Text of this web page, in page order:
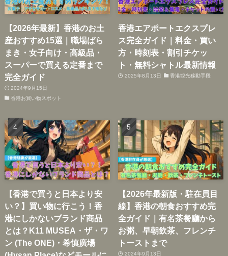
【2026年最新】香港のお土
産おすすめ15選｜職場ばら
まき・女子向け・高級品・
スーパーで買える定番まで
完全ガイド
2024年9月15日
香港お買い物スポット
香港エアポートエクスプレ
ス完全ガイド｜料金・買い
方・時刻表・割引チケッ
ト・無料シャトル最新情報
2025年8月13日 香港観光移動手段
【香港で買うと日本より安
い？】買い物に行こう！香
港にしかないブランド商品
とは？K11 MUSEA・ザ・ワ
ン (The ONE)・希慎廣場
【2026年最新版・駐在員目
線】香港の朝食おすすめ完
全ガイド｜有名茶餐廳から
お粥、早朝飲茶、フレンチ
トーストまで
2024年9月13日